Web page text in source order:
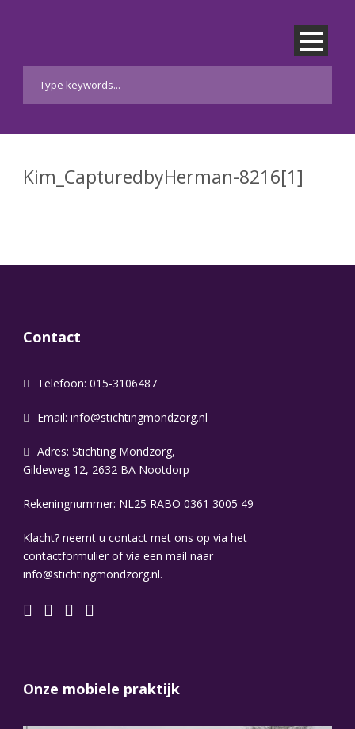
Kim_CapturedbyHerman-8216[1]
Contact
Telefoon: 015-3106487
Email: info@stichtingmondzorg.nl
Adres: Stichting Mondzorg,
Gildeweg 12, 2632 BA Nootdorp
Rekeningnummer: NL25 RABO 0361 3005 49
Klacht? neemt u contact met ons op via het
contactformulier of via een mail naar
info@stichtingmondzorg.nl.
Onze mobiele praktijk